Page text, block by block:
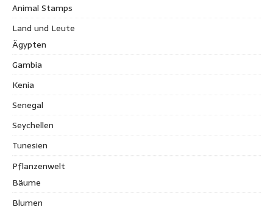
Animal Stamps
Land und Leute
Ägypten
Gambia
Kenia
Senegal
Seychellen
Tunesien
Pflanzenwelt
Bäume
Blumen